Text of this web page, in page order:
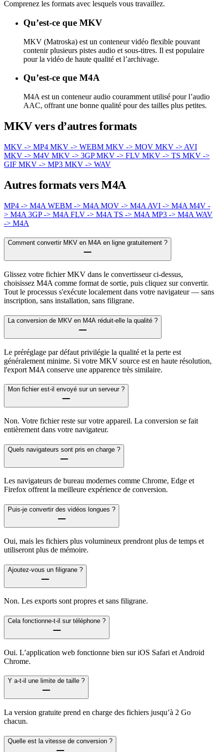
Comprenez les formats avec lesquels vous travaillez.
Qu’est-ce que MKV
MKV (Matroska) est un conteneur vidéo flexible pouvant
contenir plusieurs pistes audio et sous-titres. Il est populaire
pour la vidéo de haute qualité et l’archivage.
Qu’est-ce que M4A
M4A est un conteneur audio couramment utilisé pour l’audio
AAC, offrant une bonne qualité pour des tailles plus petites.
MKV vers d’autres formats
MKV -> MP4 MKV -> WEBM MKV -> MOV MKV -> AVI
MKV -> M4V MKV -> 3GPMKV -> FLV MKV -> TS MKV ->
GIF MKV -> MP3 MKV -> WAV
Autres formats vers M4A
MP4 -> M4A WEBM -> M4A MOV -> M4A AVI -> M4A M4V -
> M4A 3GP -> M4A FLV -> M4A TS -> M4A MP3 -> M4A WAV
-> M4A
Comment convertir MKV en M4A en ligne gratuitement ?
Glissez votre fichier MKV dans le convertisseur ci-dessus,
choisissez M4A comme format de sortie, puis cliquez sur convertir.
Tout le processus s'exécute localement dans votre navigateur — sans
inscription, sans installation, sans filigrane.
La conversion de MKV en M4A réduit-elle la qualité ?
Le préréglage par défaut privilégie la qualité et la perte est
généralement minime. Si votre MKV source est en haute résolution,
l'export M4A conserve une apparence très similaire.
Mon fichier est-il envoyé sur un serveur ?
Non. Votre fichier reste sur votre appareil. La conversion se fait
entièrement dans votre navigateur.
Quels navigateurs sont pris en charge ?
Les navigateurs de bureau modernes comme Chrome, Edge et
Firefox offrent la meilleure expérience de conversion.
Puis-je convertir des vidéos longues ?
Oui, mais les fichiers plus volumineux prendront plus de temps et
utiliseront plus de mémoire.
Ajoutez-vous un filigrane ?
Non. Les exports sont propres et sans filigrane.
Cela fonctionne-t-il sur téléphone ?
Oui. L’application web fonctionne bien sur iOS Safari et Android
Chrome.
Y a-t-il une limite de taille ?
La version gratuite prend en charge des fichiers jusqu’à 2 Go
chacun.
Quelle est la vitesse de conversion ?